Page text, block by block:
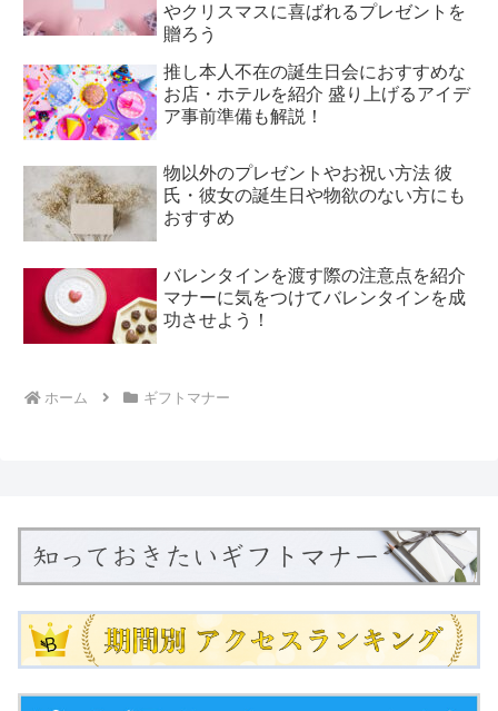
やクリスマスに喜ばれるプレゼントを
贈ろう
推し本人不在の誕生日会におすすめな
お店・ホテルを紹介 盛り上げるアイデ
ア事前準備も解説！
物以外のプレゼントやお祝い方法 彼
氏・彼女の誕生日や物欲のない方にも
おすすめ
バレンタインを渡す際の注意点を紹介
マナーに気をつけてバレンタインを成
功させよう！
ホーム ギフトマナー